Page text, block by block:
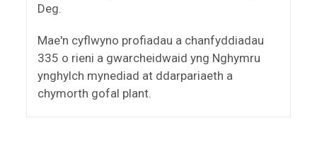
Deg.
Mae'n cyflwyno profiadau a chanfyddiadau
335 o rieni a gwarcheidwaid yng Nghymru
ynghylch mynediad at ddarpariaeth a
chymorth gofal plant.